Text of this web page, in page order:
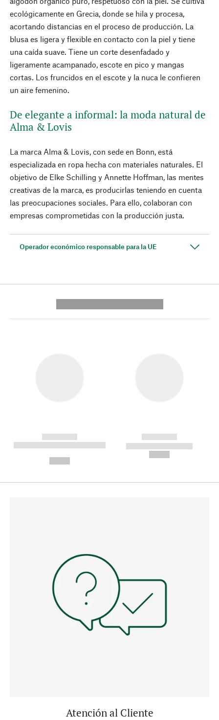
ecológicamente en Grecia, donde se hila y procesa,
acortando distancias en el proceso de producción. La
blusa es ligera y flexible en contacto con la piel y tiene
una caída suave. Tiene un corte desenfadado y
ligeramente acampanado, escote en pico y mangas
cortas. Los fruncidos en el escote y la nuca le confieren
un aire femenino.
De elegante a informal: la moda natural de
Alma & Lovis
La marca Alma & Lovis, con sede en Bonn, está
especializada en ropa hecha con materiales naturales. El
objetivo de Elke Schilling y Annette Hoffman, las mentes
creativas de la marca, es producirlas teniendo en cuenta
las preocupaciones sociales. Para ello, colaboran con
empresas comprometidas con la producción justa.
Operador económico responsable para la UE
------------
----------- ----------- --------
------------
----------- -----------
Atención al Cliente